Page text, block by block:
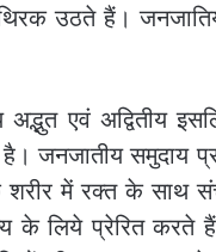
उठते हैं।
एवं अद्वितीय
जनजातीय समुदाय
में रक्त के साथ
के लिये प्रेरित करते